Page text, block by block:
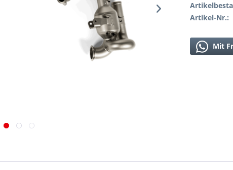
Artikel-Nr.:
Mit